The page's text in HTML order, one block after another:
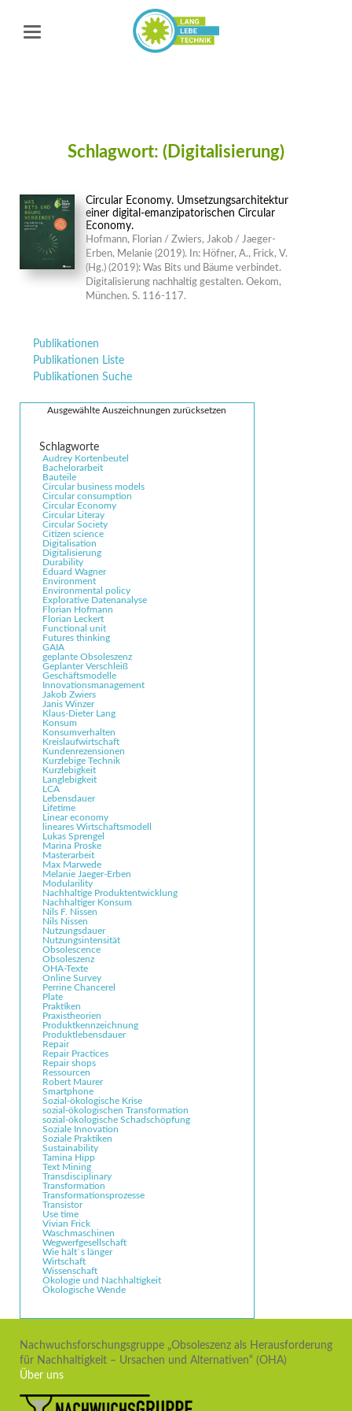
Schlagwort: (Digitalisierung)
Circular Economy. Umsetzungsarchitektur
einer digital-emanzipatorischen Circular
Economy.
Hofmann, Florian / Zwiers, Jakob / Jaeger-
Erben, Melanie (2019). In: Höfner, A., Frick, V.
(Hg.) (2019): Was Bits und Bäume verbindet.
Digitalisierung nachhaltig gestalten. Oekom,
München. S. 116-117.
Navigation
überspringen
Publikationen
Publikationen Liste
Publikationen Suche
Ausgewählte Auszeichnungen zurücksetzen
Audrey Kortenbeutel
Bachelorarbeit
Bauteile
Circular business models
Circular consumption
Circular Economy
Circular Literay
Circular Society
Citizen science
Digitalisation
Digitalisierung
Durability
Eduard Wagner
Environment
Environmental policy
Explorative Datenanalyse
Florian Hofmann
Florian Leckert
Functional unit
Futures thinking
GAIA
geplante Obsoleszenz
Geplanter Verschleiß
Geschäftsmodelle
Innovationsmanagement
Jakob Zwiers
Janis Winzer
Klaus-Dieter Lang
Konsum
Konsumverhalten
Kreislaufwirtschaft
Kundenrezensionen
Kurzlebige Technik
Kurzlebigkeit
Langlebigkeit
LCA
Lebensdauer
Lifetime
Linear economy
lineares Wirtschaftsmodell
Lukas Sprengel
Marina Proske
Masterarbeit
Max Marwede
Melanie Jaeger-Erben
Modularility
Nachhaltige Produktentwicklung
Nachhaltiger Konsum
Nils F. Nissen
Nils Nissen
Nutzungsdauer
Nutzungsintensität
Obsolescence
Obsoleszenz
OHA-Texte
Online Survey
Perrine Chancerel
Plate
Praktiken
Praxistheorien
Produktkennzeichnung
Produktlebensdauer
Repair
Repair Practices
Repair shops
Ressourcen
Robert Maurer
Smartphone
Sozial-ökologische Krise
sozial-ökologischen Transformation
sozial-ökologische Schadschöpfung
Soziale Innovation
Soziale Praktiken
Sustainability
Tamina Hipp
Text Mining
Transdisciplinary
Transformation
Transformationsprozesse
Transistor
Use time
Vivian Frick
Waschmaschinen
Wegwerfgesellschaft
Wie hält`s länger
Wirtschaft
Wissenschaft
Ökologie und Nachhaltigkeit
Ökologische Wende
Nachwuchsforschungsgruppe „Obsoleszenz als Herausforderung
für Nachhaltigkeit – Ursachen und Alternativen“ (OHA)
Über uns